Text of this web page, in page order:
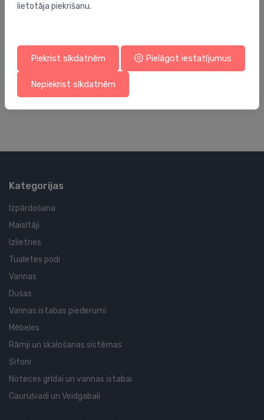
Kolektoru skapji
skapja rāmis UNI, 550 INB
108.00 €
Kategorijas
Izpārdošana
Maisītāji
Izlietnes
Tualetes podi
Vannas
Dušas
Vannas istabas piederumi
Mēbeles
Rāmji un skalošanas sistēmas
Sifoni
Noteces grīdai un vannas istabai
Cauruļvadi un Veidgabali
lietotāja piekrišanu.
Piekrist sīkdatnēm Pielāgot iestatījumus
Nepiekrist sīkdatnēm